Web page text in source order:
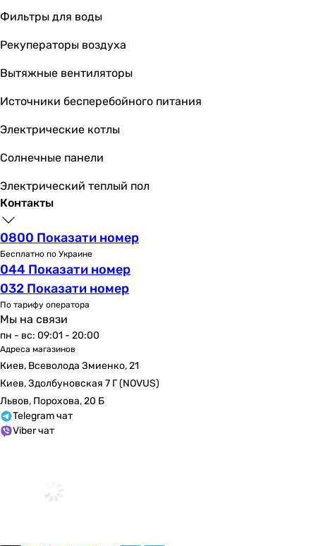
Фильтры для воды
Рекуператоры воздуха
Вытяжные вентиляторы
Источники бесперебойного питания
Электрические котлы
Солнечные панели
Электрический теплый пол
Контакты
0800 Показати номер
Бесплатно по Украине
044 Показати номер
032 Показати номер
По тарифу оператора
Мы на связи
пн - вс: 09:01 - 20:00
Адреса магазинов
Киев, Всеволода Змиенко, 21
Киев, Здолбуновская 7 Г (NOVUS)
Львов, Порохова, 20 Б
Telegram чат
Viber чат